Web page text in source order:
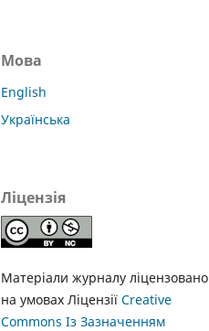
Мова
English
Українська
Ліцензія
Матеріали журналу ліцензовано
на умовах Ліцензії Creative
Commons Із Зазначенням